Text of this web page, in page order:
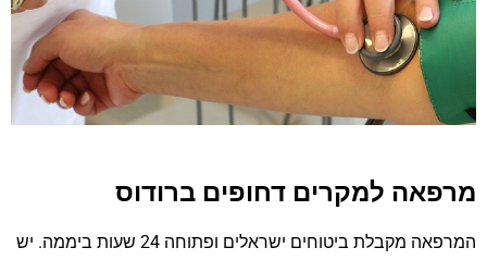
מרפאה למקרים דחופים ברודוס
המרפאה מקבלת ביטוחים ישראלים ופתוחה 24 שעות ביממה. יש